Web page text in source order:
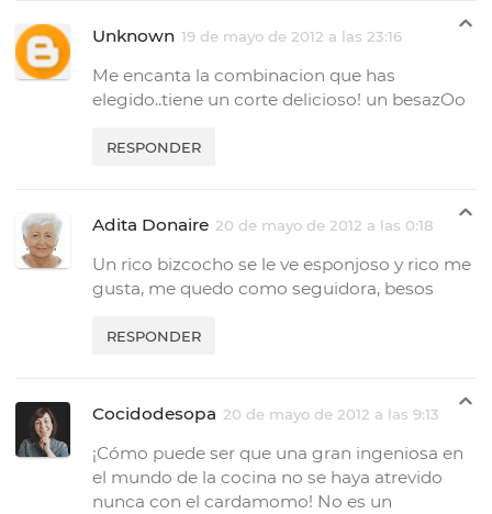
Unknown 19 de mayo de 2012 a las 23:16
Me encanta la combinacion que has
elegido..tiene un corte delicioso! un besazOo
RESPONDER
Adita Donaire 20 de mayo de 2012 a las 0:18
Un rico bizcocho se le ve esponjoso y rico me
gusta, me quedo como seguidora, besos
RESPONDER
Cocidodesopa 20 de mayo de 2012 a las 9:13
¡Cómo puede ser que una gran ingeniosa en
el mundo de la cocina no se haya atrevido
nunca con el cardamomo! No es un